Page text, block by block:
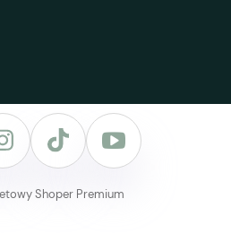
Shoper Premium